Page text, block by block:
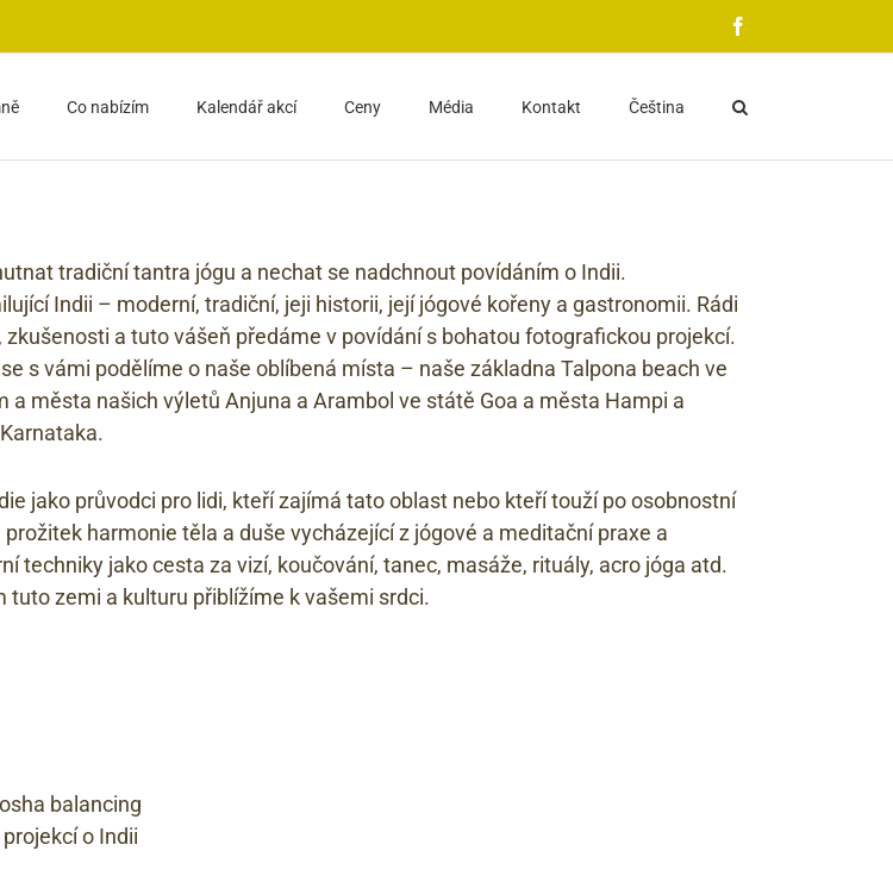
Co nabízím Kalendář akcí Ceny Média Kontakt Čeština
tradiční tantra jógu a nechat se nadchnout povídáním o Indii.
Indii – moderní, tradiční, jeji historii, její jógové kořeny a gastronomii. Rádi
zkušenosti a tuto vášeň předáme v povídání s bohatou fotografickou projekcí.
s vámi podělíme o naše oblíbená místa – naše základna Talpona beach ve
a města našich výletů Anjuna a Arambol ve státě Goa a města Hampi a
jako průvodci pro lidi, kteří zajímá tato oblast nebo kteří touží po osobnostní
harmonie těla a duše vycházející z jógové a meditační praxe a
techniky jako cesta za vizí, koučování, tanec, masáže, rituály, acro jóga atd.
tuto zemi a kulturu přiblížíme k vašemi srdci.
balancing
o Indii